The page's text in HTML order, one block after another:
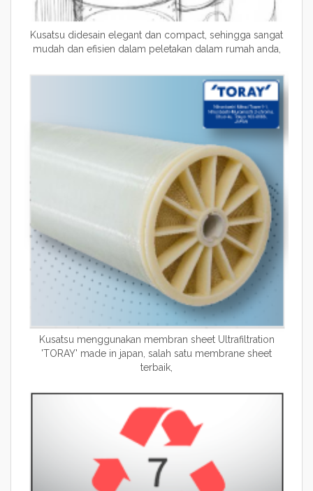
Kusatsu didesain elegant dan compact, sehingga sangat
mudah dan efisien dalam peletakan dalam rumah anda,
Kusatsu menggunakan membran sheet Ultrafiltration
'TORAY' made in japan, salah satu membrane sheet
terbaik,